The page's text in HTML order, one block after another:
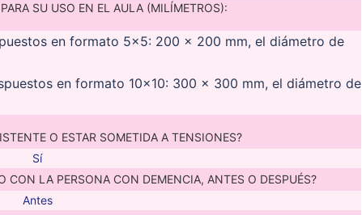
SU USO EN EL AULA (MILÍMETROS):
en formato 5×5: 200 x 200 mm, el diámetro de
en formato 10×10: 300 x 300 mm, el diámetro de
O ESTAR SOMETIDA A TENSIONES?
Sí
CON LA PERSONA CON DEMENCIA, ANTES O DESPUÉS?
Antes